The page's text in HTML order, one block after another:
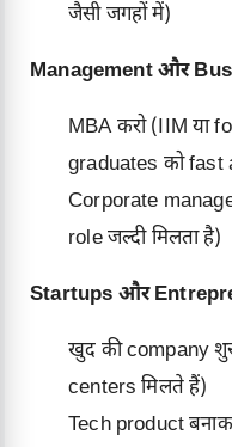
जैसी जगहों में)
Management और
MBA करो (IIM या
graduates को fast
Corporate
role जल्दी मिलता है)
Startups और
खुद की company
centers मिलते हैं)
Tech product